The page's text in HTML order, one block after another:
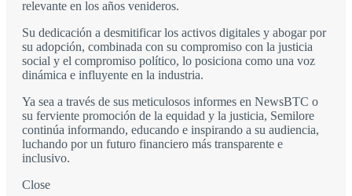
relevante en los años venideros.
Su dedicación a desmitificar los activos digitales y abogar por
su adopción, combinada con su compromiso con la justicia
social y el compromiso político, lo posiciona como una voz
dinámica e influyente en la industria.
Ya sea a través de sus meticulosos informes en NewsBTC o
su ferviente promoción de la equidad y la justicia, Semilore
continúa informando, educando e inspirando a su audiencia,
luchando por un futuro financiero más transparente e
inclusivo.
Close